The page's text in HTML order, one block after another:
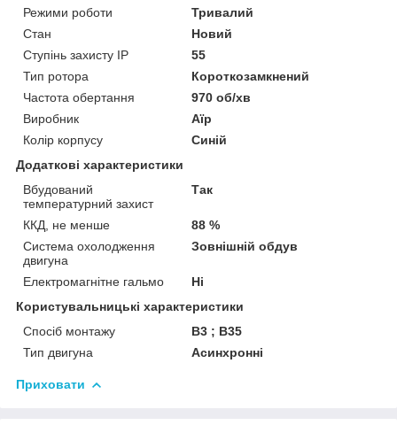
Режими роботи
Тривалий
Стан
Новий
Ступінь захисту IP
55
Тип ротора
Короткозамкнений
Частота обертання
970 об/хв
Виробник
Аїр
Колір корпусу
Синій
Додаткові характеристики
Вбудований
температурний захист
Так
ККД, не менше
88 %
Система охолодження
двигуна
Зовнішній обдув
Електромагнітне гальмо
Ні
Користувальницькі характеристики
Спосіб монтажу
B3 ; B35
Тип двигуна
Асинхронні
Приховати